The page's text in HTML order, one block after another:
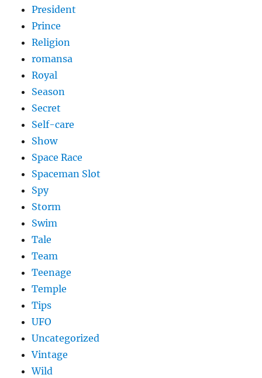
President
Prince
Religion
romansa
Royal
Season
Secret
Self-care
Show
Space Race
Spaceman Slot
Spy
Storm
Swim
Tale
Team
Teenage
Temple
Tips
UFO
Uncategorized
Vintage
Wild